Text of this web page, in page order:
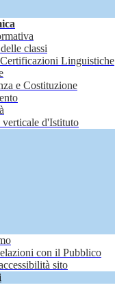
classi
Linguistiche
e Costituzione
d'Istituto
con il Pubblico
sito